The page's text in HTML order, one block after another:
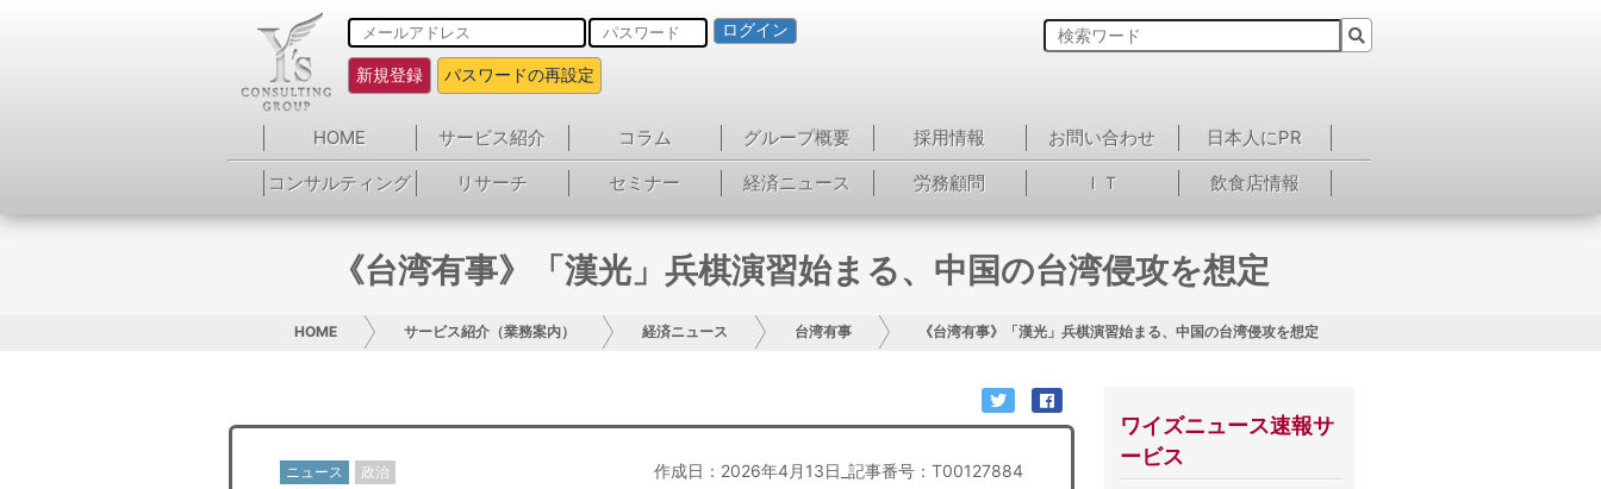
ログイン
新規登録 パスワードの再設定
HOME サービス紹介 コラム グループ概要 採用情報 お問い合わせ
日本人にPR
コンサルティング
リサーチ セミナー 経済ニュース 労務顧問 ＩＴ 飲食店情報
《台湾有事》「漢光」兵棋演習始まる、中国の台湾侵攻を想定
HOME サービス紹介（業務案内） 経済ニュース 台湾有事 《台湾有事》「漢光」兵棋演習始まる、中国の台湾侵攻を想定
ニュース 政治 作成日：2026年4月13日_記事番号：T00127884
ワイズニュース速報サ
ービス